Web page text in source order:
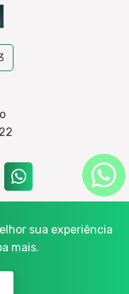
sua experiência
mais.
100